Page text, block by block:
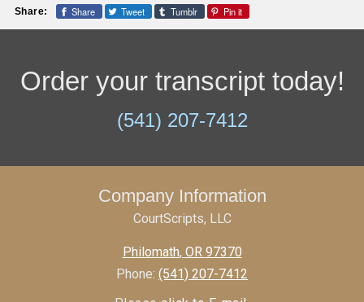
Share: Share Tweet Tumblr Pin it
Order your transcript today!
(541) 207-7412
Company Information
CourtScripts, LLC
Philomath, OR 97370
Phone: (541) 207-7412